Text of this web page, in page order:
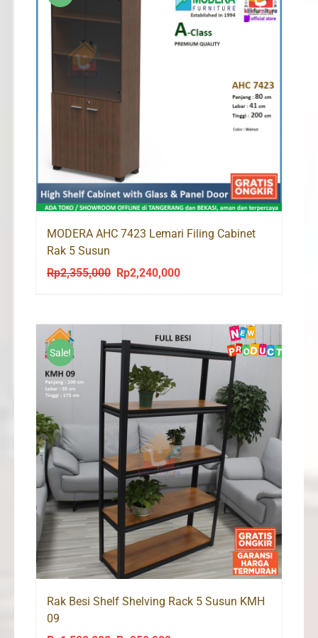
MODERA AHC 7423 Lemari Filing Cabinet
Rak 5 Susun
Rp2,355,000
Original
Rp2,355,000.
Rp2,240,000Current
Rp2,240,000.
Sale!
Rak Besi Shelf Shelving Rack 5 Susun KMH
09